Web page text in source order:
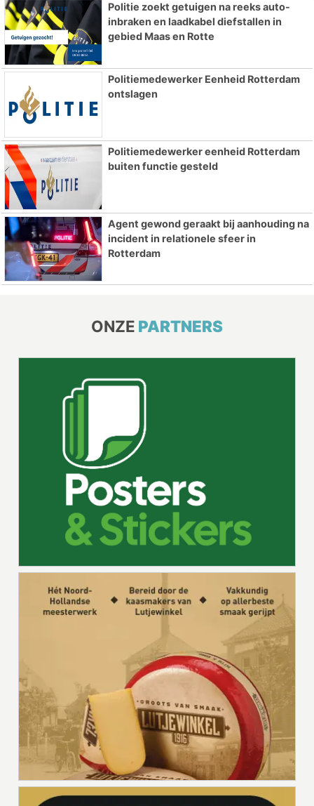
Politie zoekt getuigen na reeks auto-
inbraken en laadkabel diefstallen in
gebied Maas en Rotte
Politiemedewerker Eenheid Rotterdam
ontslagen
Politiemedewerker eenheid Rotterdam
buiten functie gesteld
Agent gewond geraakt bij aanhouding na
incident in relationele sfeer in
Rotterdam
ONZE PARTNERS